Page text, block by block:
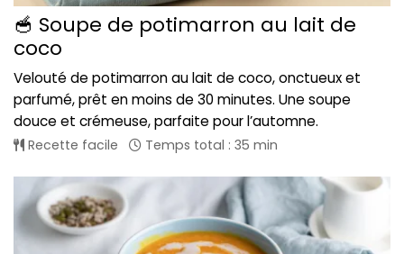
🥣 Soupe de potimarron au lait de
coco
Velouté de potimarron au lait de coco, onctueux et
parfumé, prêt en moins de 30 minutes. Une soupe
douce et crémeuse, parfaite pour l’automne.
Recette facile Temps total : 35 min